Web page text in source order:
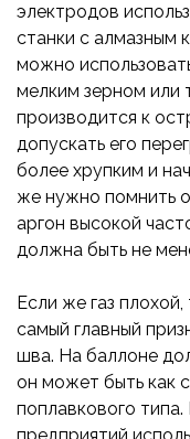
электродов
станки с алмазным
можно
мелким зерном или
производится к
допускать его
более хрупким и
же нужно помнить
аргон высокой
должна быть не
Если же газ
самый главный
шва. На баллоне
он может быть как
поплавкового